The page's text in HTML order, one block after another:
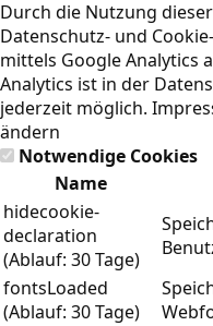
Durch die Nutzung
Datenschutz- und
mittels Google Analytics
Analytics ist in der
jederzeit möglich.
ändern
Notwendige Cookies
Name
hidecookie-
declaration
(Ablauf: 30 Tage)
fontsLoaded
(Ablauf: 30 Tage)